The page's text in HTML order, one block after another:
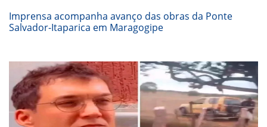
Imprensa acompanha avanço das obras da Ponte
Salvador-Itaparica em Maragogipe